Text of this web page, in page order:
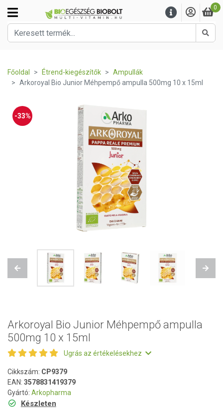
0
Főoldal Étrend-kiegészítők
Ampullák
Arkoroyal Bio Junior Méhpempő ampulla 500mg 10 x 15ml
-33%
Previous Next
Arkoroyal Bio Junior Méhpempő ampulla
500mg 10 x 15ml
Ugrás az értékelésekhez
Cikkszám: CP9379
EAN: 3578831419379
Gyártó: Arkopharma
Készleten